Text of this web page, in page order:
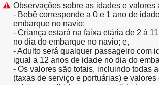
Observações sobre as idades e valores
- Bebê corresponde a 0 e 1 ano de
embarque no navio;
- Criança estará na faixa etária de 2 à
no dia do embarque no navio; e,
- Adulto será qualquer passageiro com
igual a 12 anos de idade no dia do
- Os valores são totais, incluindo todas
(taxas de serviço e portuárias) e valores